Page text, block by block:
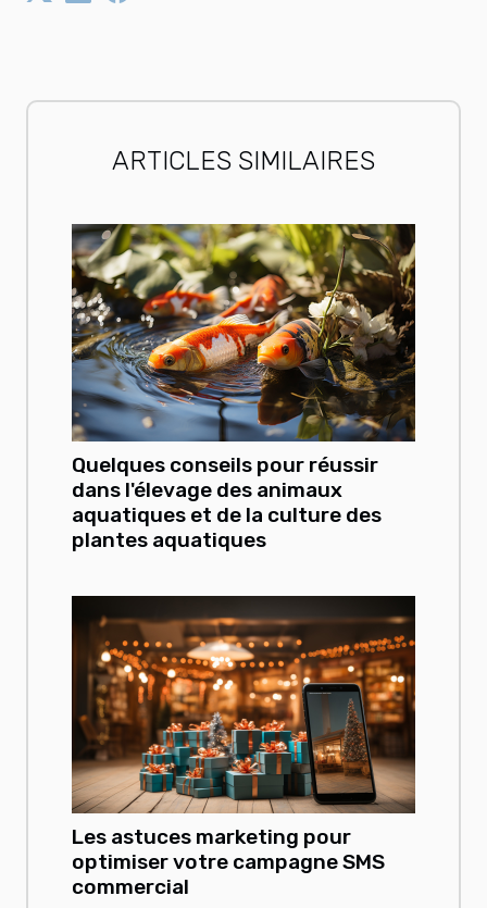
ARTICLES SIMILAIRES
Quelques conseils pour réussir
dans l'élevage des animaux
aquatiques et de la culture des
plantes aquatiques
Les astuces marketing pour
optimiser votre campagne SMS
commercial